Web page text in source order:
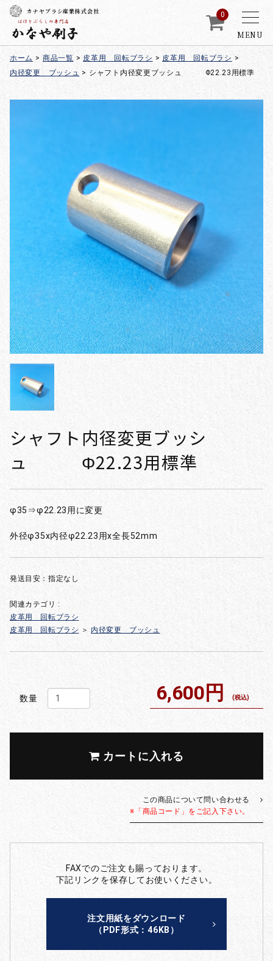
MENU
カナヤブラシ産業株式会社 0
ホーム > 商品一覧 > 皮革用 回転ブラシ > 皮革用 回転ブラシ >
内径変更 ブッシュ > シャフト内径変更ブッシュ Φ22.23用標準
シャフト内径変更ブッシ
ュ Φ22.23用標準
φ35⇒φ22.23用に変更
外径φ35x内径φ22.23用x全長52mm
発送目安：指定なし
関連カテゴリ :
皮革用 回転ブラシ
皮革用 回転ブラシ ＞ 内径変更 ブッシュ
数量 6,600円 (税込)
カートに入れる
この商品について問い合わせる
※「商品コード」をご記入下さい。
FAXでのご注文も賜っております。
下記リンクを保存してお使いください。
注文用紙をダウンロード
（PDF形式：46KB）